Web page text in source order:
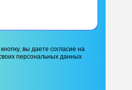
вы даете согласие на
персональных данных